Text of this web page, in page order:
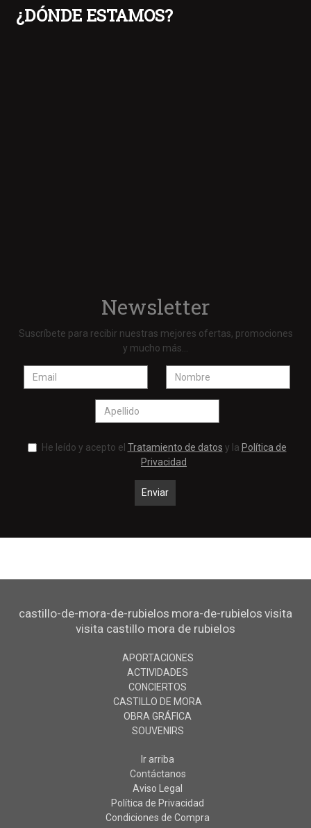
¿DÓNDE ESTAMOS?
Newsletter
Suscríbete para recibir nuestras mejores ofertas, promociones
y mucho más...
He leído y acepto el Tratamiento de datos y la Política de
Privacidad
castillo-de-mora-de-rubielos mora-de-rubielos visita
visita castillo mora de rubielos
APORTACIONES
ACTIVIDADES
CONCIERTOS
CASTILLO DE MORA
OBRA GRÁFICA
SOUVENIRS
Ir arriba
Contáctanos
Aviso Legal
Política de Privacidad
Condiciones de Compra